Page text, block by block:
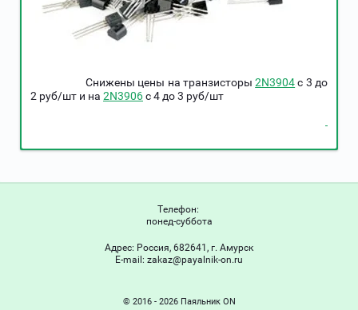
Снижены цены на транзисторы2N3904c 3 до
2 руб/шт и на 2N3906c 4 до 3 руб/шт
Телефон:
понед-суббота
Адрес: Россия, 682641, г. Амурск
Е-mail: zakaz@payalnik-on.ru
© 2016 - 2026 Паяльник ON